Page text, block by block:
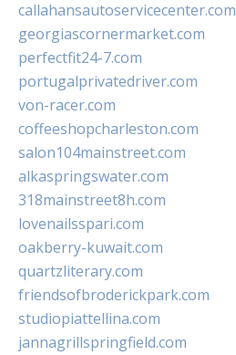
callahansautoservicecenter.com
georgiascornermarket.com
perfectfit24-7.com
portugalprivatedriver.com
von-racer.com
coffeeshopcharleston.com
salon104mainstreet.com
alkaspringswater.com
318mainstreet8h.com
lovenailsspari.com
oakberry-kuwait.com
quartzliterary.com
friendsofbroderickpark.com
studiopiattellina.com
jannagrillspringfield.com